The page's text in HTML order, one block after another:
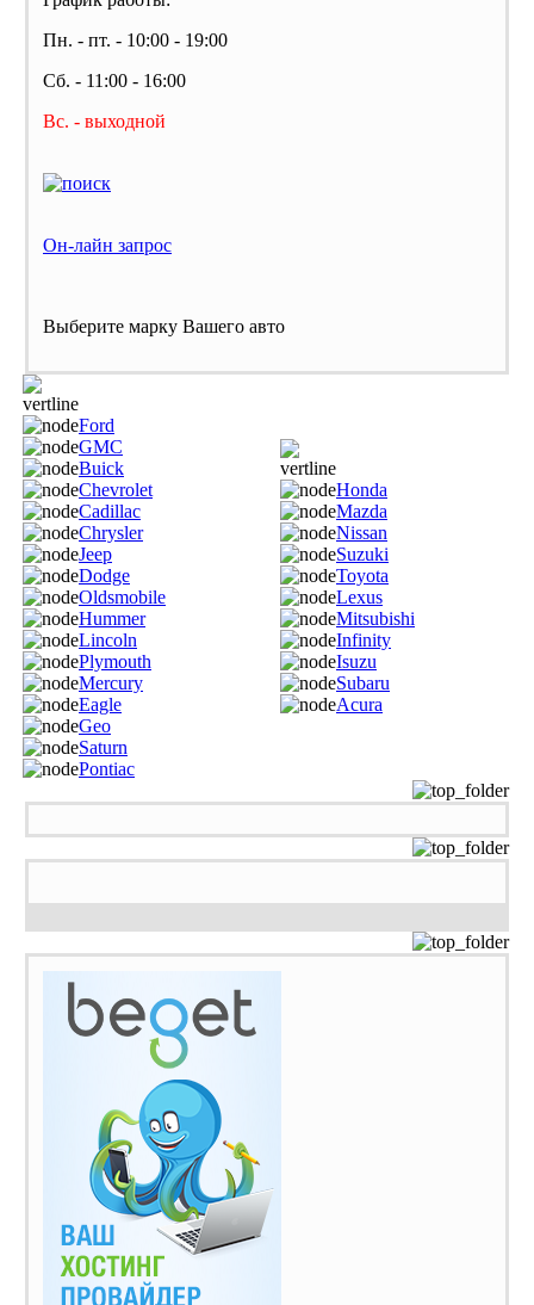
Пн. - пт. - 10:00 - 19:00
Сб. - 11:00 - 16:00
Вс. - выходной
Он-лайн запрос
Выберите марку Вашего авто
Ford
GMC
Buick
Chevrolet
Cadillac
Chrysler
Jeep
Dodge
Oldsmobile
Hummer
Lincoln
Plymouth
Mercury
Eagle
Geo
Saturn
Pontiac
Honda
Mazda
Nissan
Suzuki
Toyota
Lexus
Mitsubishi
Infinity
Isuzu
Subaru
Acura